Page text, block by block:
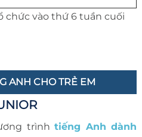
chức vào thứ 6 tuần cuối
ANH CHO TRẺ EM
trìnhtiếng Anh dành